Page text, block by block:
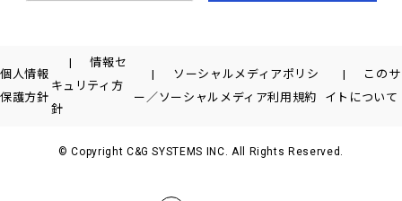
個人情報
保護方針
情報セ
キュリティ方
針
ソーシャルメディアポリシ
ー／ソーシャルメディア利用規約
このサ
イトについて
© Copyright C&G SYSTEMS INC. All Rights Reserved.